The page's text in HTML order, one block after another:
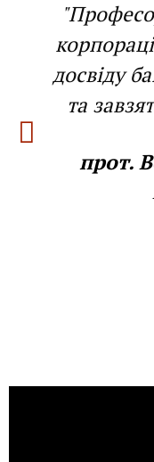
досвіду
та
прот.